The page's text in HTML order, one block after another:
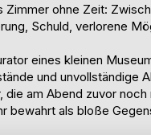
Zimmer ohne Zeit:
Schuld, verlorene
eines kleinen
und unvollständige
die am Abend zuvor
bewahrt als bloße